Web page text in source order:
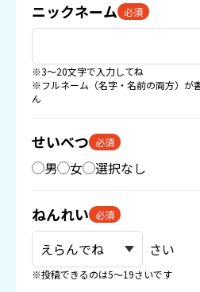
ニックネーム 必須
※3〜20文字で入力してね
※フルネーム（名字・名前の両方）が
ん
せいべつ 必須
男 女 選択なし
ねんれい 必須
さい
※投稿できるのは5〜19さいです